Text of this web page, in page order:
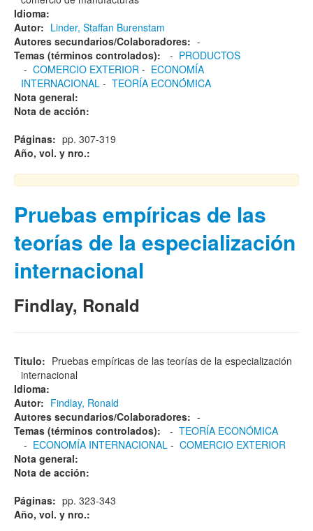
Idioma:
Autor: Linder, Staffan Burenstam
Autores secundarios/Colaboradores: -
Temas (términos controlados):
- PRODUCTOS
- COMERCIO EXTERIOR - ECONOMÍA
INTERNACIONAL - TEORÍA ECONÓMICA
Nota general:
Nota de acción:
Páginas: pp. 307-319
Año, vol. y nro.:
Pruebas empíricas de las
teorías de la especialización
internacional
Findlay, Ronald
Titulo: Pruebas empíricas de las teorías de la especialización
internacional
Idioma:
Autor: Findlay, Ronald
Autores secundarios/Colaboradores: -
Temas (términos controlados):
- TEORÍA ECONÓMICA
- ECONOMÍA INTERNACIONAL - COMERCIO EXTERIOR
Nota general:
Nota de acción:
Páginas: pp. 323-343
Año, vol. y nro.: